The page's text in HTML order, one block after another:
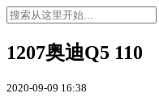
1207奥迪Q5 110
2020-09-09 16:38